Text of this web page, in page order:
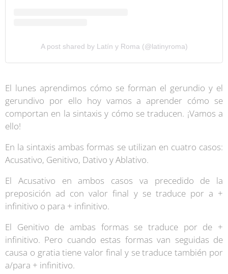
A post shared by Latín y Roma (@latinyroma)
El lunes aprendimos cómo se forman el gerundio y el
gerundivo por ello hoy vamos a aprender cómo se
comportan en la sintaxis y cómo se traducen. ¡Vamos a
ello!
En la sintaxis ambas formas se utilizan en cuatro casos:
Acusativo, Genitivo, Dativo y Ablativo.
El Acusativo en ambos casos va precedido de la
preposición ad con valor final y se traduce por a +
infinitivo o para + infinitivo.
El Genitivo de ambas formas se traduce por de +
infinitivo. Pero cuando estas formas van seguidas de
causa o gratia tiene valor final y se traduce también por
a/para + infinitivo.